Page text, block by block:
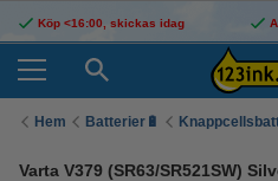
Köp <16:00, skickas idag
Hem Batterier🔋
Varta V379 (SR63/SR521SW)